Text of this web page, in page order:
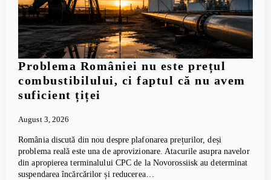
Problema României nu este prețul
combustibilului, ci faptul că nu avem
suficient țiței
August 3, 2026
România discută din nou despre plafonarea prețurilor, deși
problema reală este una de aprovizionare. Atacurile asupra navelor
din apropierea terminalului CPC de la Novorossiisk au determinat
suspendarea încărcărilor și reducerea…